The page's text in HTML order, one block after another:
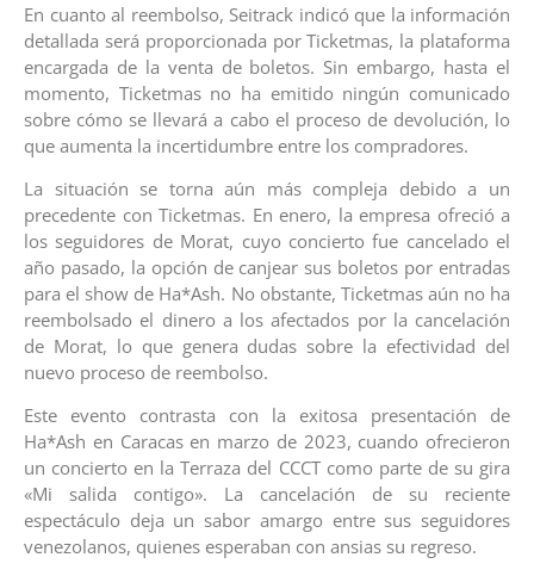
En cuanto al reembolso, Seitrack indicó que la información
detallada será proporcionada por Ticketmas, la plataforma
encargada de la venta de boletos. Sin embargo, hasta el
momento, Ticketmas no ha emitido ningún comunicado
sobre cómo se llevará a cabo el proceso de devolución, lo
que aumenta la incertidumbre entre los compradores.
La situación se torna aún más compleja debido a un
precedente con Ticketmas. En enero, la empresa ofreció a
los seguidores de Morat, cuyo concierto fue cancelado el
año pasado, la opción de canjear sus boletos por entradas
para el show de Ha*Ash. No obstante, Ticketmas aún no ha
reembolsado el dinero a los afectados por la cancelación
de Morat, lo que genera dudas sobre la efectividad del
nuevo proceso de reembolso.
Este evento contrasta con la exitosa presentación de
Ha*Ash en Caracas en marzo de 2023, cuando ofrecieron
un concierto en la Terraza del CCCT como parte de su gira
«Mi salida contigo». La cancelación de su reciente
espectáculo deja un sabor amargo entre sus seguidores
venezolanos, quienes esperaban con ansias su regreso.